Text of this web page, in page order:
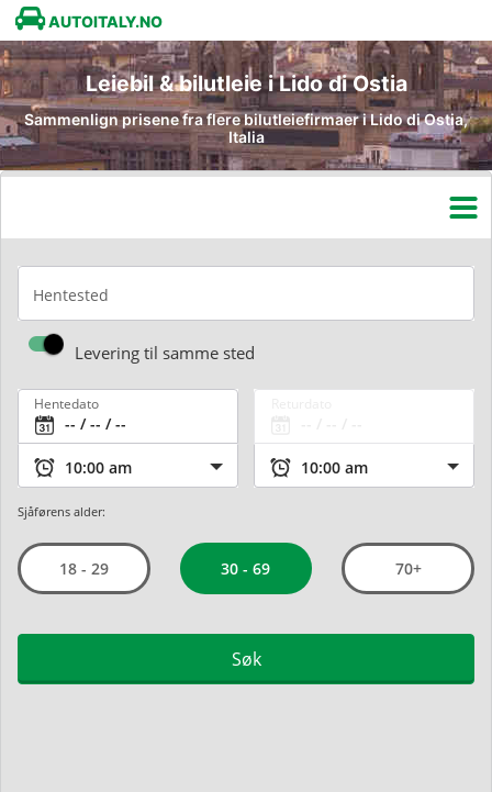
AUTOITALY.NO
Leiebil & bilutleie i Lido di Ostia
Sammenlign prisene fra flere bilutleiefirmaer i Lido di Ostia,
Italia
Hentested
Levering til samme sted
Hentedato
Sjåførens alder:
18 - 29 30 - 69 70+
Søk